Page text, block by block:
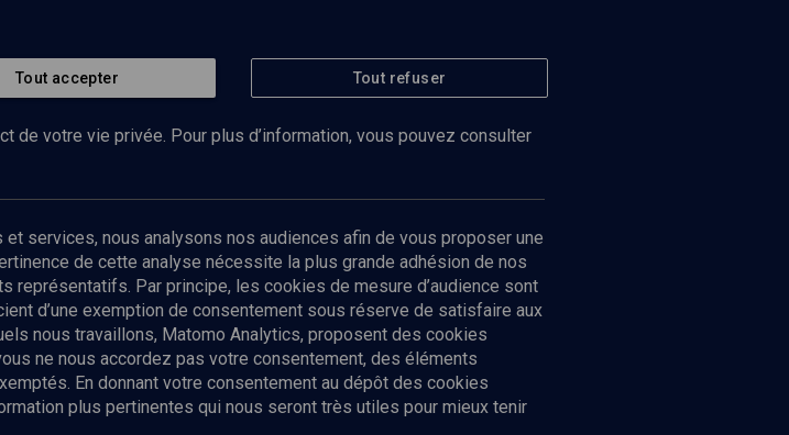
newsletter
Envoyer
Tout accepter Tout refuser
de votre vie privée. Pour plus d’information, vous pouvez consulter
services, nous analysons nos audiences afin de vous proposer une
de cette analyse nécessite la plus grande adhésion de nos
Par principe, les cookies de mesure d’audience sont
d’une exemption de consentement sous réserve de satisfaire aux
nous travaillons, Matomo Analytics, proposent des cookies
ne nous accordez pas votre consentement, des éléments
En donnant votre consentement au dépôt des cookies
plus pertinentes qui nous seront très utiles pour mieux tenir